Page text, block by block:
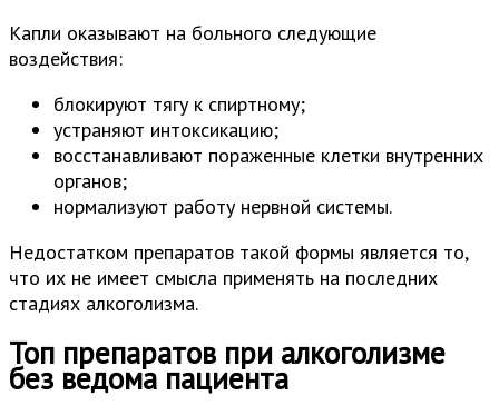
Капли оказывают на больного следующие
воздействия:
блокируют тягу к спиртному;
устраняют интоксикацию;
восстанавливают пораженные клетки внутренних
органов;
нормализуют работу нервной системы.
Недостатком препаратов такой формы является то,
что их не имеет смысла применять на последних
стадиях алкоголизма.
Топ препаратов при алкоголизме
без ведома пациента